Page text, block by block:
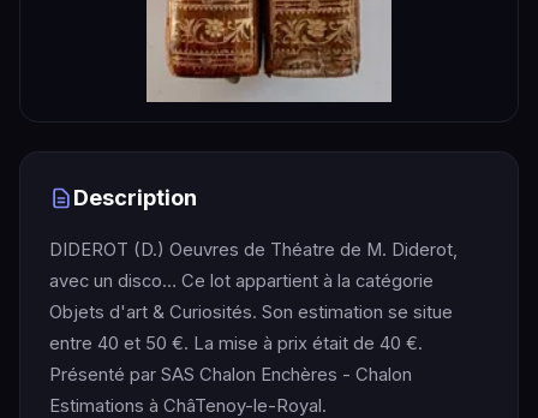
Description
DIDEROT (D.) Oeuvres de Théatre de M. Diderot,
avec un disco… Ce lot appartient à la catégorie
Objets d'art & Curiosités. Son estimation se situe
entre 40 et 50 €. La mise à prix était de 40 €.
Présenté par SAS Chalon Enchères - Chalon
Estimations à ChâTenoy-le-Royal.